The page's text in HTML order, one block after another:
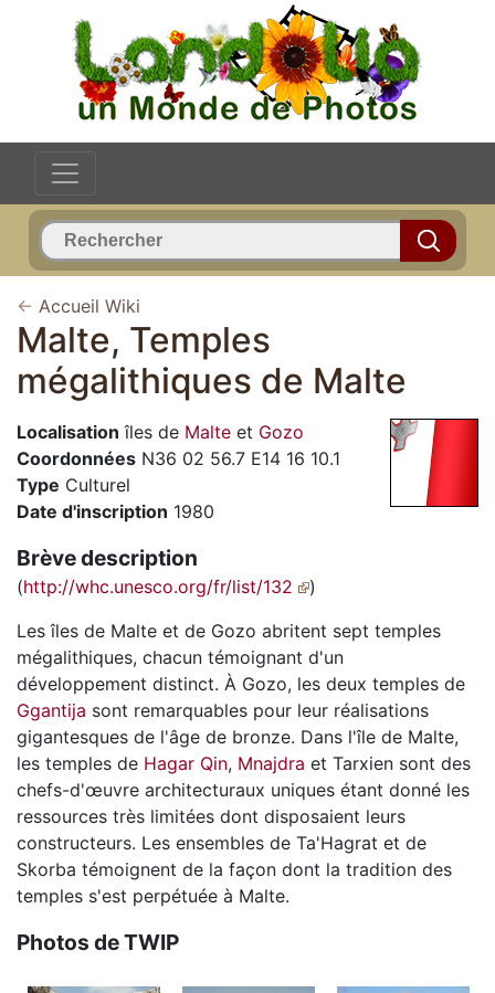
← Accueil Wiki
Malte, Temples
mégalithiques de Malte
Localisation îles de Malte et Gozo
Coordonnées N36 02 56.7 E14 16 10.1
Type Culturel
Date d'inscription 1980
Brève description
(http://whc.unesco.org/fr/list/132
)
Les îles de Malte et de Gozo abritent sept temples
mégalithiques, chacun témoignant d'un
développement distinct. À Gozo, les deux temples de
Ggantija sont remarquables pour leur réalisations
gigantesques de l'âge de bronze. Dans l'île de Malte,
les temples de Hagar Qin, Mnajdra et Tarxien sont des
chefs-d'œuvre architecturaux uniques étant donné les
ressources très limitées dont disposaient leurs
constructeurs. Les ensembles de Ta'Hagrat et de
Skorba témoignent de la façon dont la tradition des
temples s'est perpétuée à Malte.
Photos de TWIP